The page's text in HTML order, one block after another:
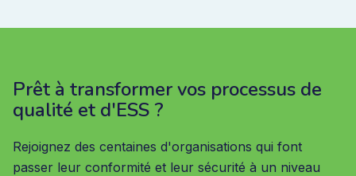
Prêt à transformer vos processus de
qualité et d'ESS ?
Rejoignez des centaines d'organisations qui font
passer leur conformité et leur sécurité à un niveau